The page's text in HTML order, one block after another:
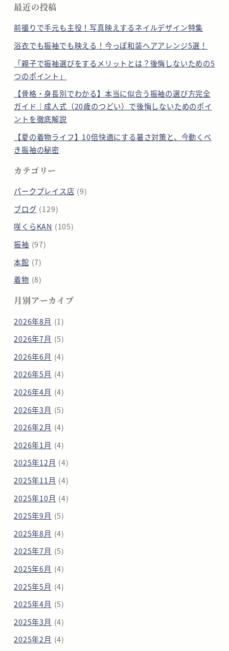
最近の投稿
前撮りで手元も主役！写真映えするネイルデザイン特集
浴衣でも振袖でも映える！今っぽ和装ヘアアレンジ5選！
「親子で振袖選びをするメリットとは？後悔しないための5
つのポイント」
【骨格・身長別でわかる】本当に似合う振袖の選び方完全
ガイド｜成人式（20歳のつどい）で後悔しないためのポイ
ントを徹底解説
【夏の着物ライフ】10倍快適にする暑さ対策と、今動くべ
き振袖の秘密
カテゴリー
パークプレイス店 (9)
ブログ (129)
咲くらKAN (105)
振袖 (97)
本館 (7)
着物 (8)
月別アーカイブ
2026年8月 (1)
2026年7月 (5)
2026年6月 (4)
2026年5月 (4)
2026年4月 (4)
2026年3月 (5)
2026年2月 (4)
2026年1月 (4)
2025年12月 (4)
2025年11月 (4)
2025年10月 (4)
2025年9月 (5)
2025年8月 (4)
2025年7月 (5)
2025年6月 (4)
2025年5月 (4)
2025年4月 (5)
2025年3月 (4)
2025年2月 (4)